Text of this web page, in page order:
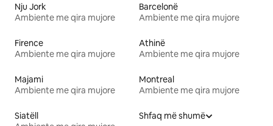
Nju Jork
Ambiente me qira mujore
Barcelonë
Ambiente me qira mujore
Firence
Ambiente me qira mujore
Athinë
Ambiente me qira mujore
Majami
Ambiente me qira mujore
Montreal
Ambiente me qira mujore
Siatëll
Shfaq më shumë